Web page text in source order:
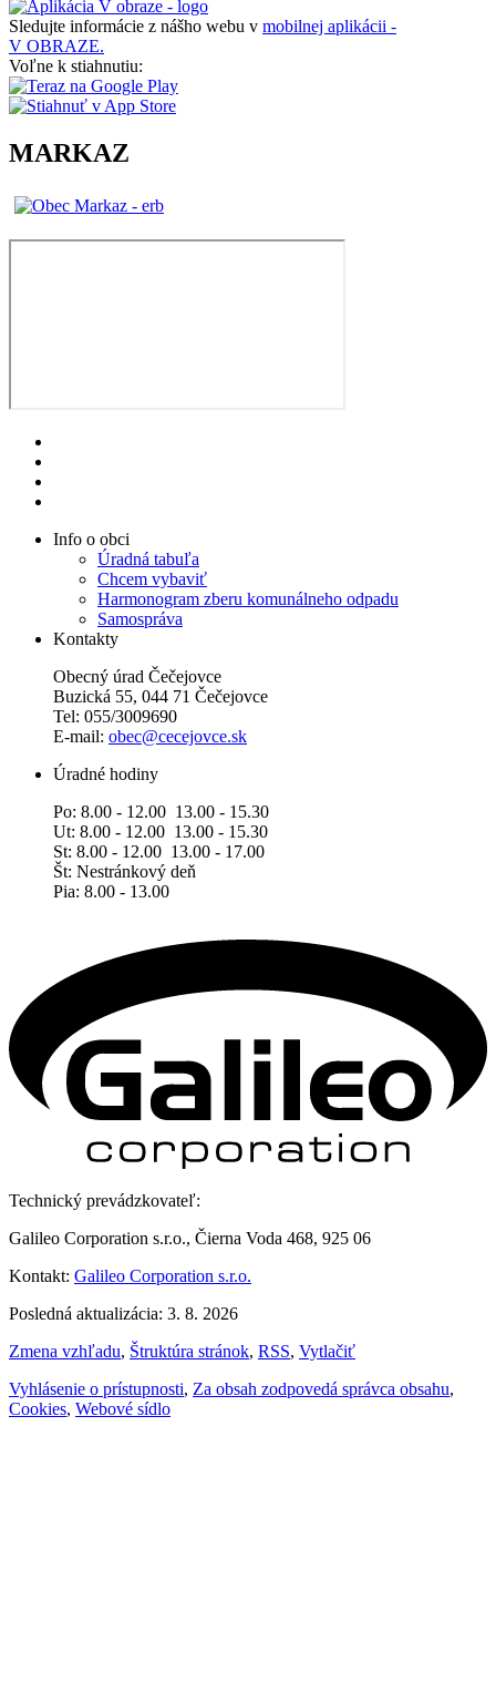
Sledujte informácie z nášho webu v mobilnej aplikácii -
V OBRAZE.
Voľne k stiahnutiu:
MARKAZ
Info o obci
Úradná tabuľa
Chcem vybaviť
Harmonogram zberu komunálneho odpadu
Samospráva
Kontakty
Obecný úrad Čečejovce
Buzická 55, 044 71 Čečejovce
Tel: 055/3009690
E-mail: obec@cecejovce.sk
Úradné hodiny
Po: 8.00 - 12.00 13.00 - 15.30
Ut: 8.00 - 12.00 13.00 - 15.30
St: 8.00 - 12.00 13.00 - 17.00
Št: Nestránkový deň
Pia: 8.00 - 13.00
Technický prevádzkovateľ:
Galileo Corporation s.r.o., Čierna Voda 468, 925 06
Kontakt: Galileo Corporation s.r.o.
Posledná aktualizácia: 3. 8. 2026
Zmena vzhľadu, Štruktúra stránok, RSS, Vytlačiť
Vyhlásenie o prístupnosti, Za obsah zodpovedá správca obsahu,
Cookies, Webové sídlo